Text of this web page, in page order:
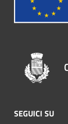
SEGUICI SU